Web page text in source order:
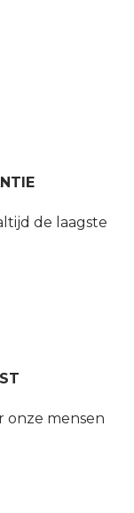
de laagste
onze mensen